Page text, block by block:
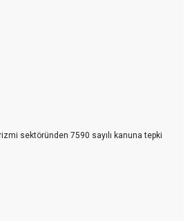
FRIG BAŞLIĞI
Isınma ve İklim Değişikliği
SEKTÖRÜ
Programı ve GSTC
TEHLİKE
sektöründen 7590 sayılı kanuna tepki